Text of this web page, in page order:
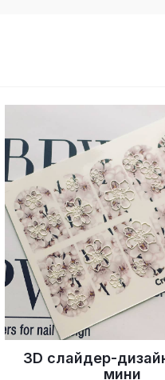
3D слайдер-
мини